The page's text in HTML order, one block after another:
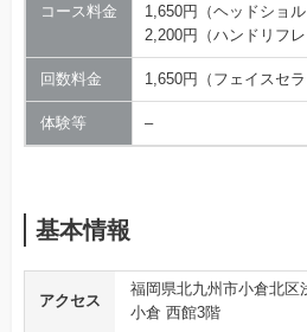
コース料金
1,650円（ヘッドショル
2,200円（ハンドリフレ
回数料金 1,650円（フェイスセラ
体験等 –
基本情報
アクセス
福岡県北九州市小倉北区
小倉 西館3階